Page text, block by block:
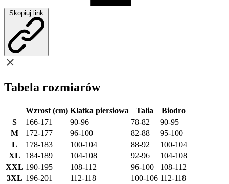
Skopiuj link
Tabela rozmiarów
Wzrost (cm) Klatka piersiowa Talia
Biodro
S
166-171 90-96 78-82
90-95
M
172-177 96-100 82-88
95-100
L
178-183 100-104 88-92
100-104
XL
184-189 104-108 92-96
104-108
XXL 190-195 108-112 96-100
108-112
3XL 196-201 112-118 100-106 112-118